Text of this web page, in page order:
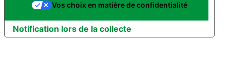
Notification lors de la collecte
Vos choix en matière de confidentialité